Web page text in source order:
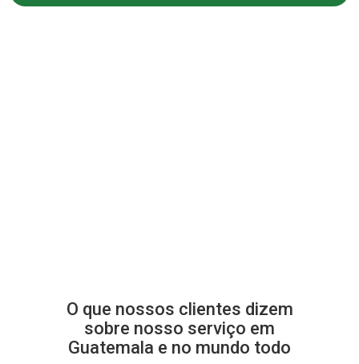
O que nossos clientes dizem
sobre nosso serviço em
Guatemala e no mundo todo